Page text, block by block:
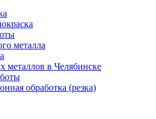
металла
металлов в Челябинске
обработка (резка)